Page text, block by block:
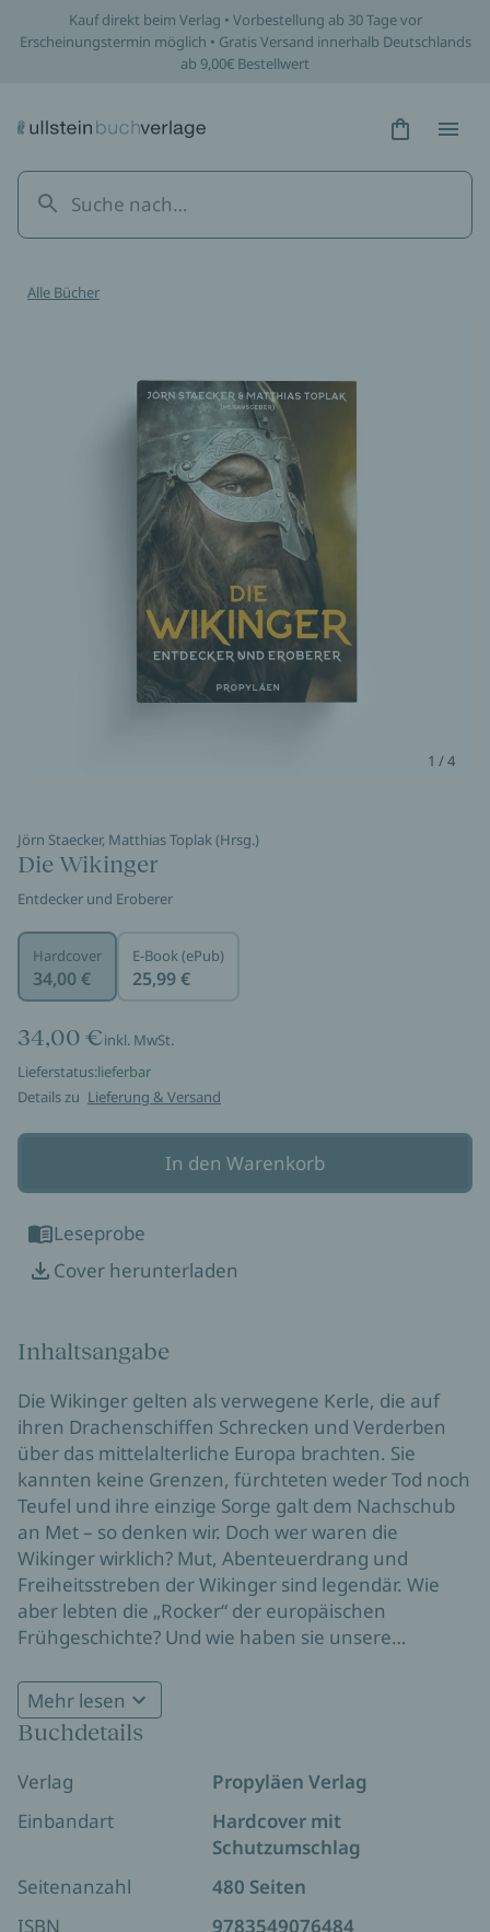
Kauf direkt beim Verlag • Vorbestellung ab 30 Tage vor
Erscheinungstermin möglich • Gratis Versand innerhalb Deutschlands
ab 9,00€ Bestellwert
Hidden
Alle Bücher
1 / 4
Jörn Staecker, Matthias Toplak (Hrsg.)
Die Wikinger
Entdecker und Eroberer
Hardcover
34,00 €
E-Book (ePub)
25,99 €
34,00 €inkl. MwSt.
Lieferstatus:lieferbar
Details zu Lieferung & Versand
In den Warenkorb
Leseprobe
Cover herunterladen
Inhaltsangabe
Die Wikinger gelten als verwegene Kerle, die auf
ihren Drachenschiffen Schrecken und Verderben
über das mittelalterliche Europa brachten. Sie
kannten keine Grenzen, fürchteten weder Tod noch
Teufel und ihre einzige Sorge galt dem Nachschub
an Met – so denken wir. Doch wer waren die
Wikinger wirklich? Mut, Abenteuerdrang und
Freiheitsstreben der Wikinger sind legendär. Wie
aber lebten die „Rocker“ der europäischen
Frühgeschichte? Und wie haben sie unsere
archäologischer Forschung können wir heute ein
differenziertes Bild der Nordleute zeichnen. Es zeigt
eine faszinierende Kultur, in der sich die großen
Fragen unserer Gegenwart spiegeln: Identität und
Zugehörigkeit, Mobilität und Migration,
Religionskonflikte und Kämpfe um Ressourcen.
Dieser farbenprächtig illustrierte Band füllt die
Lücken unseres bisherigen Wissens über die
Wikinger mit überraschenden neuen
Erkenntnissen.
Mehr lesen
Buchdetails
Verlag
Propyläen Verlag
Einbandart
Hardcover mit
Schutzumschlag
Seitenanzahl
480 Seiten
ISBN
9783549076484